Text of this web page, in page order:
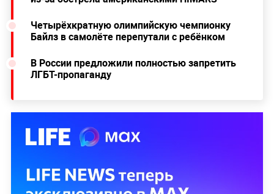
Четырёхкратную олимпийскую чемпионку
Байлз в самолёте перепутали с ребёнком
В России предложили полностью запретить
ЛГБТ-пропаганду